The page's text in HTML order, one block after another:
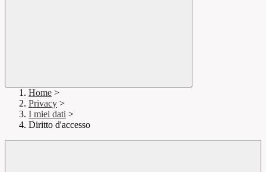
Home >
Privacy >
I miei dati >
Diritto d'accesso